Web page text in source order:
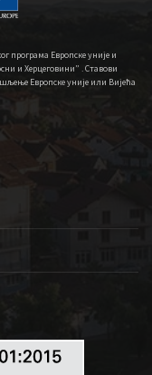
програма Европске уније и
и Херцеговини” . Ставови
Европске уније или Вијећа